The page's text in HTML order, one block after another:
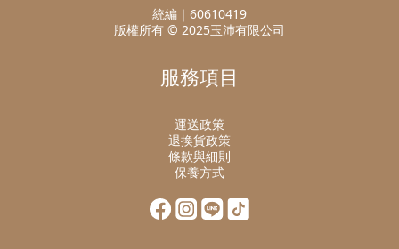
統編｜60610419
版權所有 © 2025玉沛有限公司
服務項目
運送政策
退換貨政策
條款與細則
保養方式